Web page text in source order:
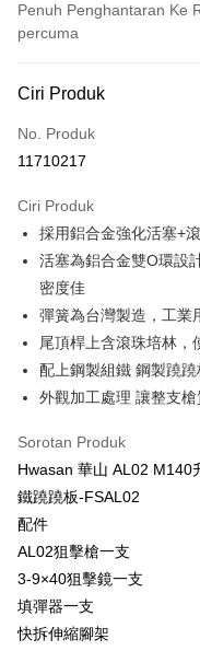
Penuh Penghantaran Ke
percuma
Kad Kredit (Bayaran
Ansuran Kad Kredit
Taiwan Cooperative
Hua Nan Commercial
Bank
The Shanghai
Commercial & Savings
Bank
Bank Cathay United
Taiwan Business Bank
HSBC Bank (Taiwan)
Limited
Union Bank of Taiwan
Bank Komersial E.SUN
Bank Antarabangsa
Taishin
Syarikat Kad Kredit
Apple Pay
JKOPAY
Easy Wallet
AFTEE
Deskripsi
1. Dengan memilih AFTEE
pengesahan AFTEE akan
2. Anda boleh meneruskan
dihantar ke alamat yang
4. Setelah pesanan
manakala ahli aplikasi akan
AFTEE.
5. Tiada bayaran diperlukan
pembayaran di empat kedai
Pemindahan ATM
Tunai semasa
新竹物流
NT$200/pesanan |
NT$2,000 atau lebih
Ciri Produk
No. Produk
11710217
Ciri Produk
採用鋁合金強化活塞+
活塞為鋁合金雙O環設
密度佳
彈簧為台灣製造，工業
尾頂桿上含滾珠培林，
配上鋼製組鐵 鋼製蹺
外觀加工處理 讓整支
Sorotan Produk
Hwasan 華山 AL02 M140
鐵蹺蹺板-FSAL02
配件
AL02狙擊槍一支
3-9×40狙擊鏡一支
填彈器一支
快拆伸縮腳架